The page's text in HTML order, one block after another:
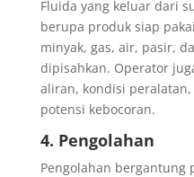
Fluida yang keluar dari
berupa produk siap
minyak, gas, air, pasir,
dipisahkan. Operator
aliran, kondisi
potensi kebocoran.
4. Pengolahan
Pengolahan bergantung